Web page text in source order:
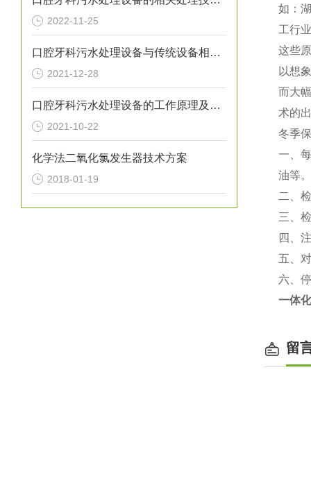
2022-11-25
口腔牙科污水处理设备与传统设备相比的优势介绍
2021-12-28
口腔牙科污水处理设备的工作原理及出故障时需采取的措施介绍
2021-10-22
化学法二氧化氯发生器技术方案
2018-01-19
如：
工行
这些
以想
而大
术的
冬季
一、
油等。
二、
三、
四、
五、
六、
一体
留